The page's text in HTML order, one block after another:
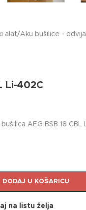
alat/Aku bušilice -
Li-402C
AEG BSB 18
DODAJ U KOŠARICU
na listu želja